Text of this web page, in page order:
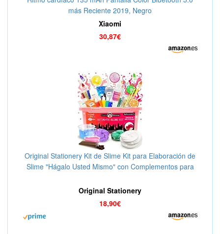
más Reciente 2019, Negro
Xiaomi
30,87€
Original Stationery Kit de Slime Kit para Elaboración de
Slime "Hágalo Usted Mismo" con Complementos para
y Más para Niñas y Niños
Original Stationery
18,90€